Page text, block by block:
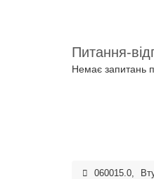
Питання-
Немає запитань
060015.0,